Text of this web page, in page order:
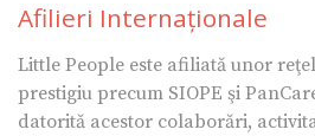
Afilieri Internaţionale
Little People este afiliată unor
prestigiu precum SIOPE şi
datorită acestor colaborări,